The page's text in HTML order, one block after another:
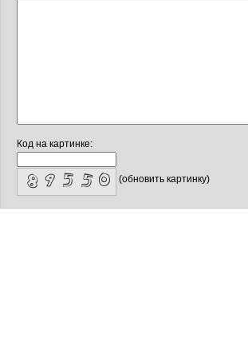
Код на картинке:
(обновить картинку)